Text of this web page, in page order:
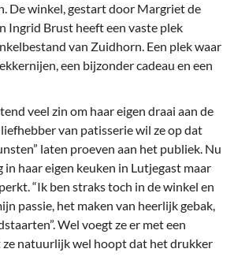
De winkel, gestart door Margriet de
Ingrid Brust heeft een vaste plek
van Zuidhorn. Een plek waar
een bijzonder cadeau en een
veel zin om haar eigen draai aan de
van patisserie wil ze op dat
laten proeven aan het publiek. Nu
in haar eigen keuken in Lutjegast maar
“Ik ben straks toch in de winkel en
passie, het maken van heerlijk gebak,
Wel voegt ze er met een
ze natuurlijk wel hoopt dat het drukker